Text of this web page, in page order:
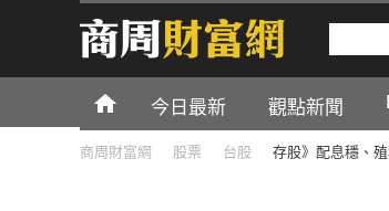
今日最新 觀點新聞
商周財富網 股票 台股 存股》配息穩、